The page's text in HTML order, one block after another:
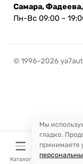
Каталог Корзина
Самара,
Пн-Вс 09:00 –
© 1996–2026
Мы
гладко.
принимаете